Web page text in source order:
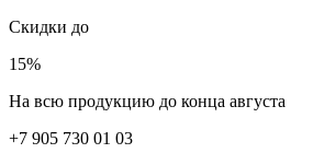
Скидки до
15%
На всю продукцию до конца августа
+7 905 730 01 03